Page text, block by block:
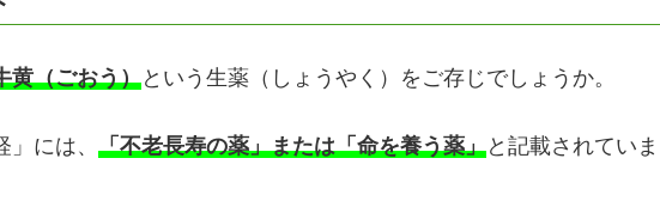
黄（ごおう）という生薬（しょうやく）をご存じでしょうか。
には、 「不老長寿の薬」または「命を養う薬」と記載されていま